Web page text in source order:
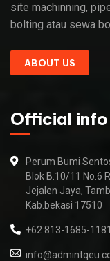
site machinning,
bolting atau sewa
ABOUT US
Official info
Perum Bumi
Blok B.10/11 No.6
Jejalen Jaya,
Kab.bekasi 17510
+62 813-1685-1181